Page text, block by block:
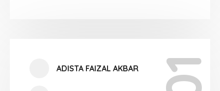
ADISTA FAIZAL AKBAR